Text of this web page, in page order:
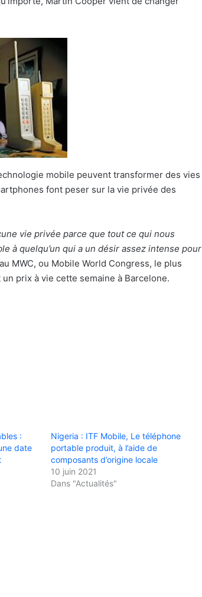
mobile peuvent transformer des vies
font peser sur la vie privée des
vie privée parce que tout ce qui nous
à quelqu’un qui a un désir assez intense pour
MWC, ou Mobile World Congress, le plus
prix à vie cette semaine à Barcelone.
:
date
Nigeria : ITF Mobile, Le téléphone
portable produit, à l’aide de
composants d’origine locale
10 juin 2021
Dans "Actualités"